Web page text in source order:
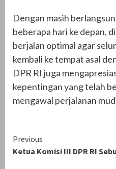
Dengan masih
beberapa hari ke depan,
berjalan optimal agar
kembali ke tempat asal
DPR RI juga
kepentingan yang telah
mengawal perjalanan
Continue
Reading
Previous
Ketua Komisi III DPR RI